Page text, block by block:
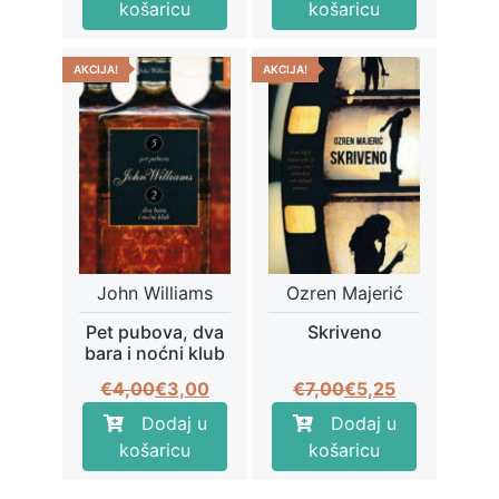
je:
€6,00.
€4,50.
košaricu
je:
€7,50.
€5,63.
košaricu
AKCIJA!
John Williams
Pet pubova, dva
bara i noćni klub
€4,00Izvorna
cijena
bila
je:
€3,00
Trenutna
cijena
je:
€3,00.
Dodaj u
košaricu
AKCIJA!
Ozren Majerić
Skriveno
€7,00Izvorna
cijena
bila
je:
€5,25
Trenutna
cijena
je:
€5,25.
Dodaj u
košaricu